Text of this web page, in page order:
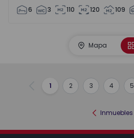
6 3 110 120 109
Mapa
Anterior
1 2 3 4 5
Inmuebles